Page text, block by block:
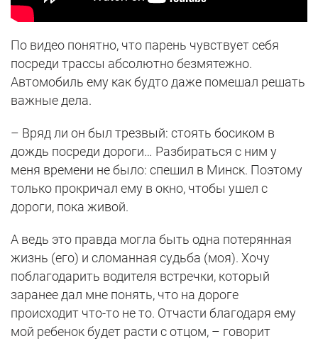
По видео понятно, что парень чувствует себя
посреди трассы абсолютно безмятежно.
Автомобиль ему как будто даже помешал решать
важные дела.
– Вряд ли он был трезвый: стоять босиком в
дождь посреди дороги… Разбираться с ним у
меня времени не было: спешил в Минск. Поэтому
только прокричал ему в окно, чтобы ушел с
дороги, пока живой.
А ведь это правда могла быть одна потерянная
жизнь (его) и сломанная судьба (моя). Хочу
поблагодарить водителя встречки, который
заранее дал мне понять, что на дороге
происходит что-то не то. Отчасти благодаря ему
мой ребенок будет расти с отцом, – говорит